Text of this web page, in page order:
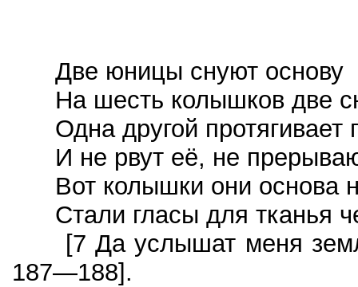
Две юницы снуют основу
На шесть колышков две
Одна другой протягивает
И не рвут её, не
Вот колышки они основа
Стали гласы для тканья
[7 Да услышат меня
187—188].